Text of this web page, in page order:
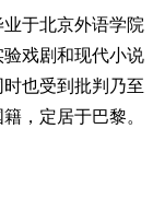
于北京外语学院
戏剧和现代小说
也受到批判乃至
，定居于巴黎。